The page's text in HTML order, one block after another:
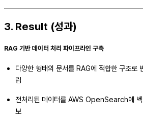
3. Result (성과)
RAG 기반 데이터 처리 파이프라인 구축
다양한 형태의 문서를 RAG에 적합한 구조로
립
전처리된 데이터를 AWS OpenSearch에 벡
보